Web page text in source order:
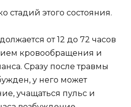
стадий этого состояния.
от 12 до 72 часов
кровообращения и
Сразу после травмы
у него может
учащаться пульс и